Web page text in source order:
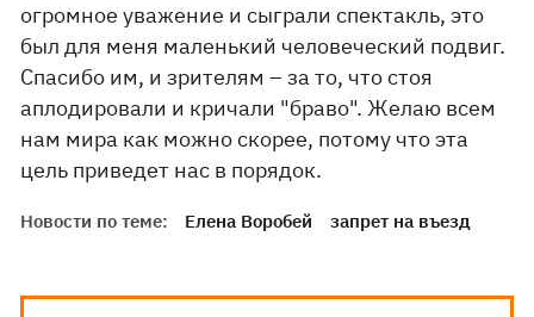
огромное уважение и сыграли спектакль, это
был для меня маленький человеческий подвиг.
Спасибо им, и зрителям – за то, что стоя
аплодировали и кричали "браво". Желаю всем
нам мира как можно скорее, потому что эта
цель приведет нас в порядок.
Новости по теме: Елена Воробей запрет на въезд